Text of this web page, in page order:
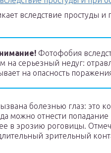
вследствие простуды
Фотофобия
на серьезный недуг:
на опасность
болезнью глаз: это
можно отнести
в эрозию роговицы.
зрительный